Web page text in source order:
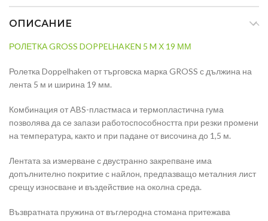
ОПИСАНИЕ
РОЛЕТКА GROSS DOPPELHAKEN 5 M Х 19 ММ
Ролетка Doppelhaken от търговска марка GROSS с дължина на
лента 5 м и ширина 19 мм.
Комбинация от ABS-пластмаса и термопластична гума
позволява да се запази работоспособността при резки промени
на температура, както и при падане от височина до 1,5 м.
Лентата за измерване с двустранно закрепване има
допълнително покритие с найлон, предпазващо металния лист
срещу износване и въздействие на околна среда.
Възвратната пружина от въглеродна стомана притежава